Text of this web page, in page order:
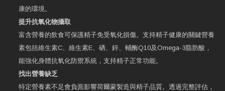
康的環境。
提升抗氧化物攝取
富含營養的飲食可保護精子免受氧化損傷。支持精子健康的關鍵營養
素包括維生素C、維生素E、硒、鋅、輔酶Q10及Omega-3脂肪酸，
能強化身體抗氧化防禦系統，支持精子正常功能。
找出營養缺乏
特定營養素不足會負面影響荷爾蒙製造與精子品質。透過完整評估，